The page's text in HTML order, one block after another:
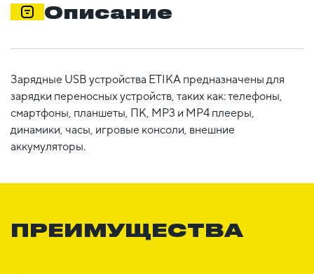
Описание
Зарядные USB устройства ETIKA предназначены для
зарядки переносных устройств, таких как: телефоны,
смартфоны, планшеты, ПК, MP3 и MP4 плееры,
динамики, часы, игровые консоли, внешние
аккумуляторы.
ПРЕИМУЩЕСТВА